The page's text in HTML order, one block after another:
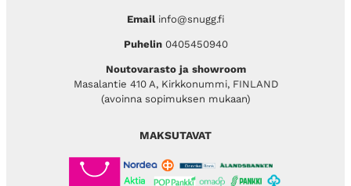
Emailinfo@snugg.fi
Puhelin 0405450940
Noutovarasto ja showroom
Masalantie 410 A, Kirkkonummi, FINLAND
(avoinna sopimuksen mukaan)
MAKSUTAVAT